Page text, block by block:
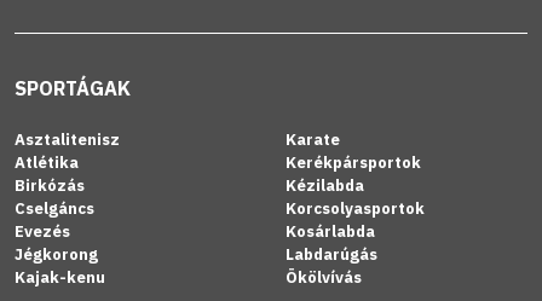
SPORTÁGAK
Asztalitenisz
Atlétika
Birkózás
Cselgáncs
Evezés
Jégkorong
Kajak-kenu
Karate
Kerékpársportok
Kézilabda
Korcsolyasportok
Kosárlabda
Labdarúgás
Ökölvívás